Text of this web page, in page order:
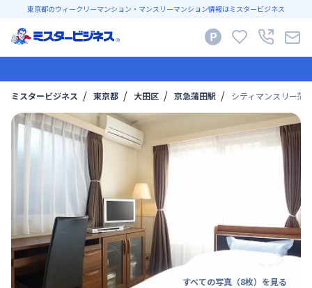
東京都のウィークリーマンション・マンスリーマンション情報はミスタービジネス
ミスタービジネス 東京都 大田区 京急蒲田駅 シティマンスリー
すべての写真（8枚）を見る